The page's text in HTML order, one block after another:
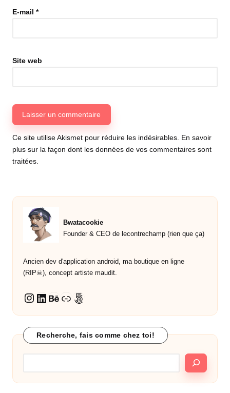
E-mail *
Site web
Ce site utilise Akismet pour réduire les indésirables.
En savoir
plus sur la façon dont les données de vos commentaires sont
traitées
Bwatacookie
Founder & CEO de lecontrechamp (rien que ça)
Ancien dev d'application android, ma boutique en ligne
(RIP☠︎︎), concept artiste maudit.
Instagram
LinkedIn
Behance
Lien500px
Recherche, fais comme chez toi!